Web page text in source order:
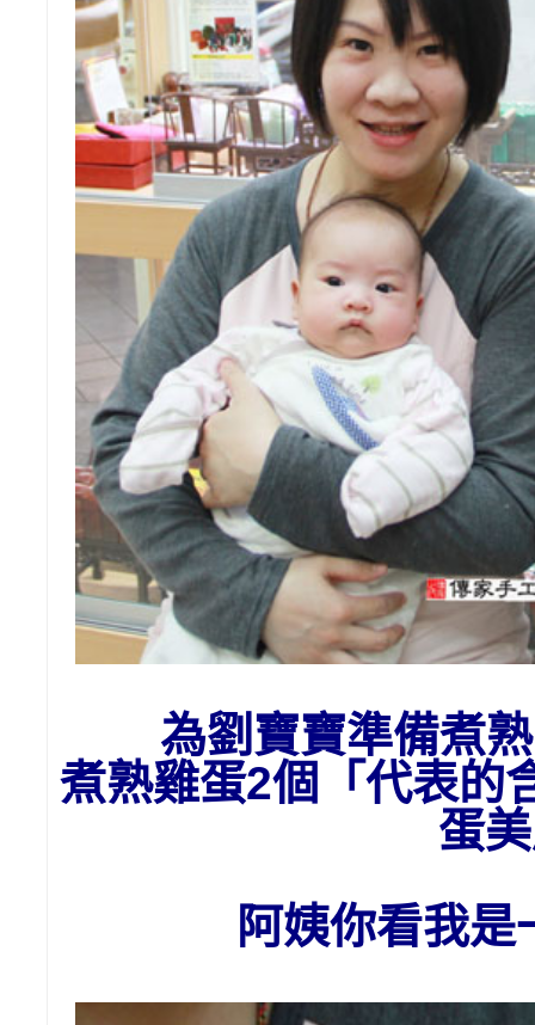
為劉 寶寶準備煮
煮熟雞蛋2個「代表的
蛋
阿姨你看我